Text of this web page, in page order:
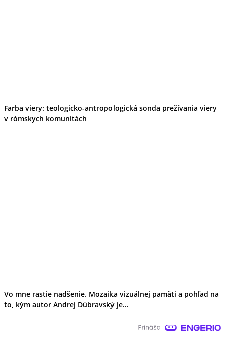
Farba viery: teologicko-antropologická sonda prežívania viery
v rómskych komunitách
Vo mne rastie nadšenie. Mozaika vizuálnej pamäti a pohľad na
to, kým autor Andrej Dúbravský je...